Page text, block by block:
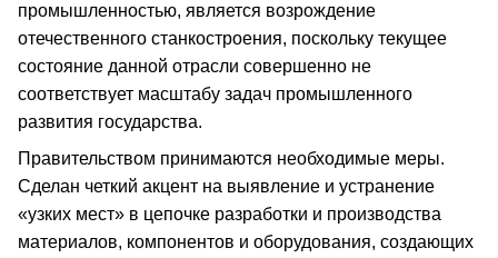
промышленностью, является возрождение
отечественного станкостроения, поскольку текущее
состояние данной отрасли совершенно не
соответствует масштабу задач промышленного
развития государства.
Правительством принимаются необходимые меры.
Сделан четкий акцент на выявление и устранение
«узких мест» в цепочке разработки и производства
материалов, компонентов и оборудования, создающих